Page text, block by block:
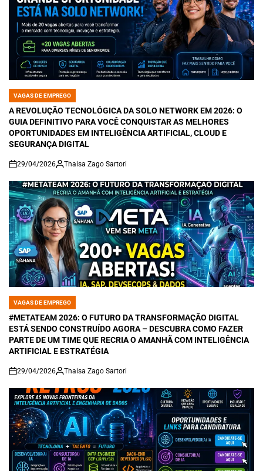
POSTED
IN
VAGAS DE EMPREGO
A REVOLUÇÃO TECNOLÓGICA DA SOLO NETWORK EM 2026: O
GUIA DEFINITIVO PARA VOCÊ CONQUISTAR AS MELHORES
OPORTUNIDADES EM INTELIGÊNCIA ARTIFICIAL, CLOUD E
SEGURANÇA DIGITAL
on
29/04/2026 Thaisa Zago Sartori
POSTED
IN
VAGAS DE EMPREGO
#METATEAM 2026: O FUTURO DA TRANSFORMAÇÃO DIGITAL
ESTÁ SENDO CONSTRUÍDO AGORA – DESCUBRA COMO FAZER
PARTE DE UM TIME QUE RECRIA O AMANHÃ COM INTELIGÊNCIA
ARTIFICIAL E ESTRATÉGIA
on
29/04/2026 Thaisa Zago Sartori